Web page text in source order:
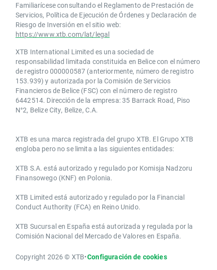
Familiarícese consultando el Reglamento de Prestación de
Servicios, Política de Ejecución de Órdenes y Declaración de
Riesgo de Inversión en el sitio web:
https://www.xtb.com/lat/legal
XTB International Limited es una sociedad de
responsabilidad limitada constituida en Belice con el número
de registro 000000587 (anteriormente, número de registro
153.939) y autorizada por la Comisión de Servicios
Financieros de Belice (FSC) con el número de registro
6442514. Dirección de la empresa: 35 Barrack Road, Piso
N°2, Belize City, Belize, C.A.
​​XTB es una marca registrada del grupo XTB. El Grupo XTB
engloba pero no se limita a las siguientes entidades:
XTB S.A.​ está autorizado y regulado por Komisja Nadzoru
Finansowego (KNF) ​en Polonia.
XTB Limited ​está autorizado y regulado por la ​Financial
Conduct Authority ​(FCA) en ​​Reino Unido.
XTB Sucursal en España está autorizada y regulada por la
Comisión Nacional del Mercado de Valores en España.
Copyright 2026 © XTB•Configuración de cookies